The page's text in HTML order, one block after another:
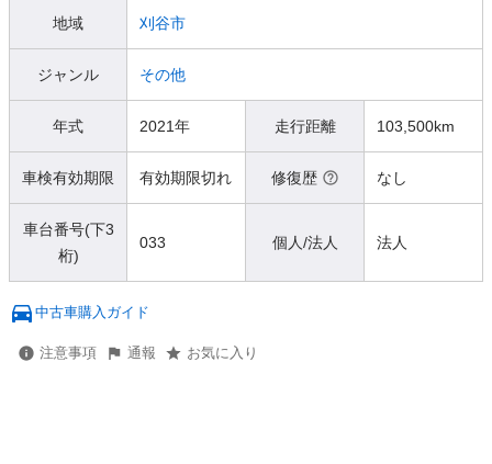
地域 刈谷市
ジャンル その他
年式 2021年 走行距離 103,500km
車検有効期限 有効期限切れ 修復歴 なし
車台番号(下3
桁)
033 個人/法人 法人
中古車購入ガイド
注意事項 通報 お気に入り